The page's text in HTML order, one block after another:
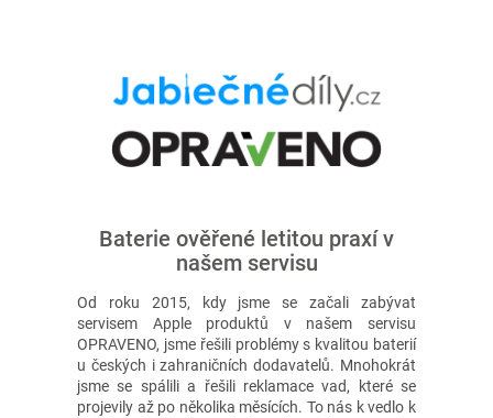
Baterie ověřené letitou praxí v
našem servisu
Od roku 2015, kdy jsme se začali zabývat
servisem Apple produktů v našem servisu
OPRAVENO, jsme řešili problémy s kvalitou baterií
u českých i zahraničních dodavatelů. Mnohokrát
jsme se spálili a řešili reklamace vad, které se
projevily až po několika měsících. To nás k vedlo k